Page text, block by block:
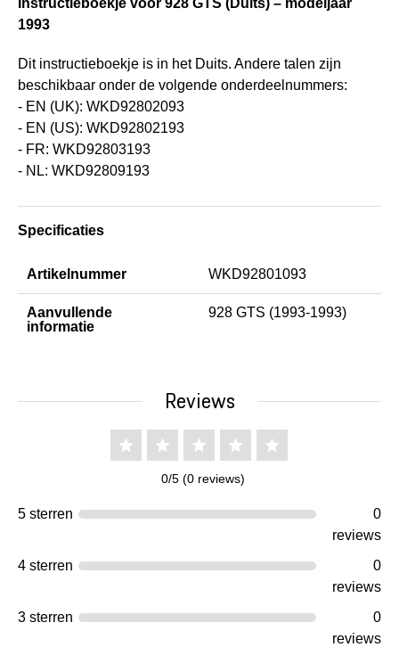
Instructieboekje voor 928 GTS (Duits) – modeljaar
1993
Dit instructieboekje is in het Duits. Andere talen zijn
beschikbaar onder de volgende onderdeelnummers:
- EN (UK): WKD92802093
- EN (US): WKD92802193
- FR: WKD92803193
- NL: WKD92809193
Specificaties
Artikelnummer WKD92801093
Aanvullende
informatie
928 GTS (1993-1993)
Reviews
0/5 (0 reviews)
5 sterren
0
reviews
4 sterren
0
reviews
3 sterren
0
reviews